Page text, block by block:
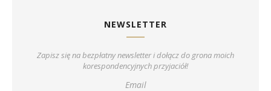
NEWSLETTER
Zapisz się na bezpłatny newsletter i dołącz do grona moich
korespondencyjnych przyjaciół!
Email